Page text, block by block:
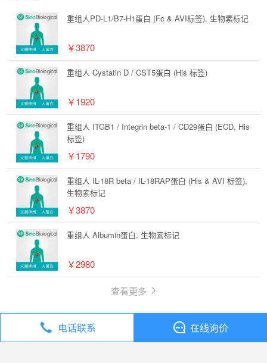
重组人PD-L1/B7-H1蛋白 (Fc & AVI标签), 生物素标记
￥3870
重组人 Cystatin D / CST5蛋白 (His 标签)
￥1920
重组人 ITGB1 / Integrin beta-1 / CD29蛋白 (ECD, His
标签)
￥1790
重组人 IL-18R beta / IL-18RAP蛋白 (His & AVI 标签),
生物素标记
￥3870
重组人 Albumin蛋白, 生物素标记
￥2980
查看更多
全部分类 试剂
电话联系 在线询价